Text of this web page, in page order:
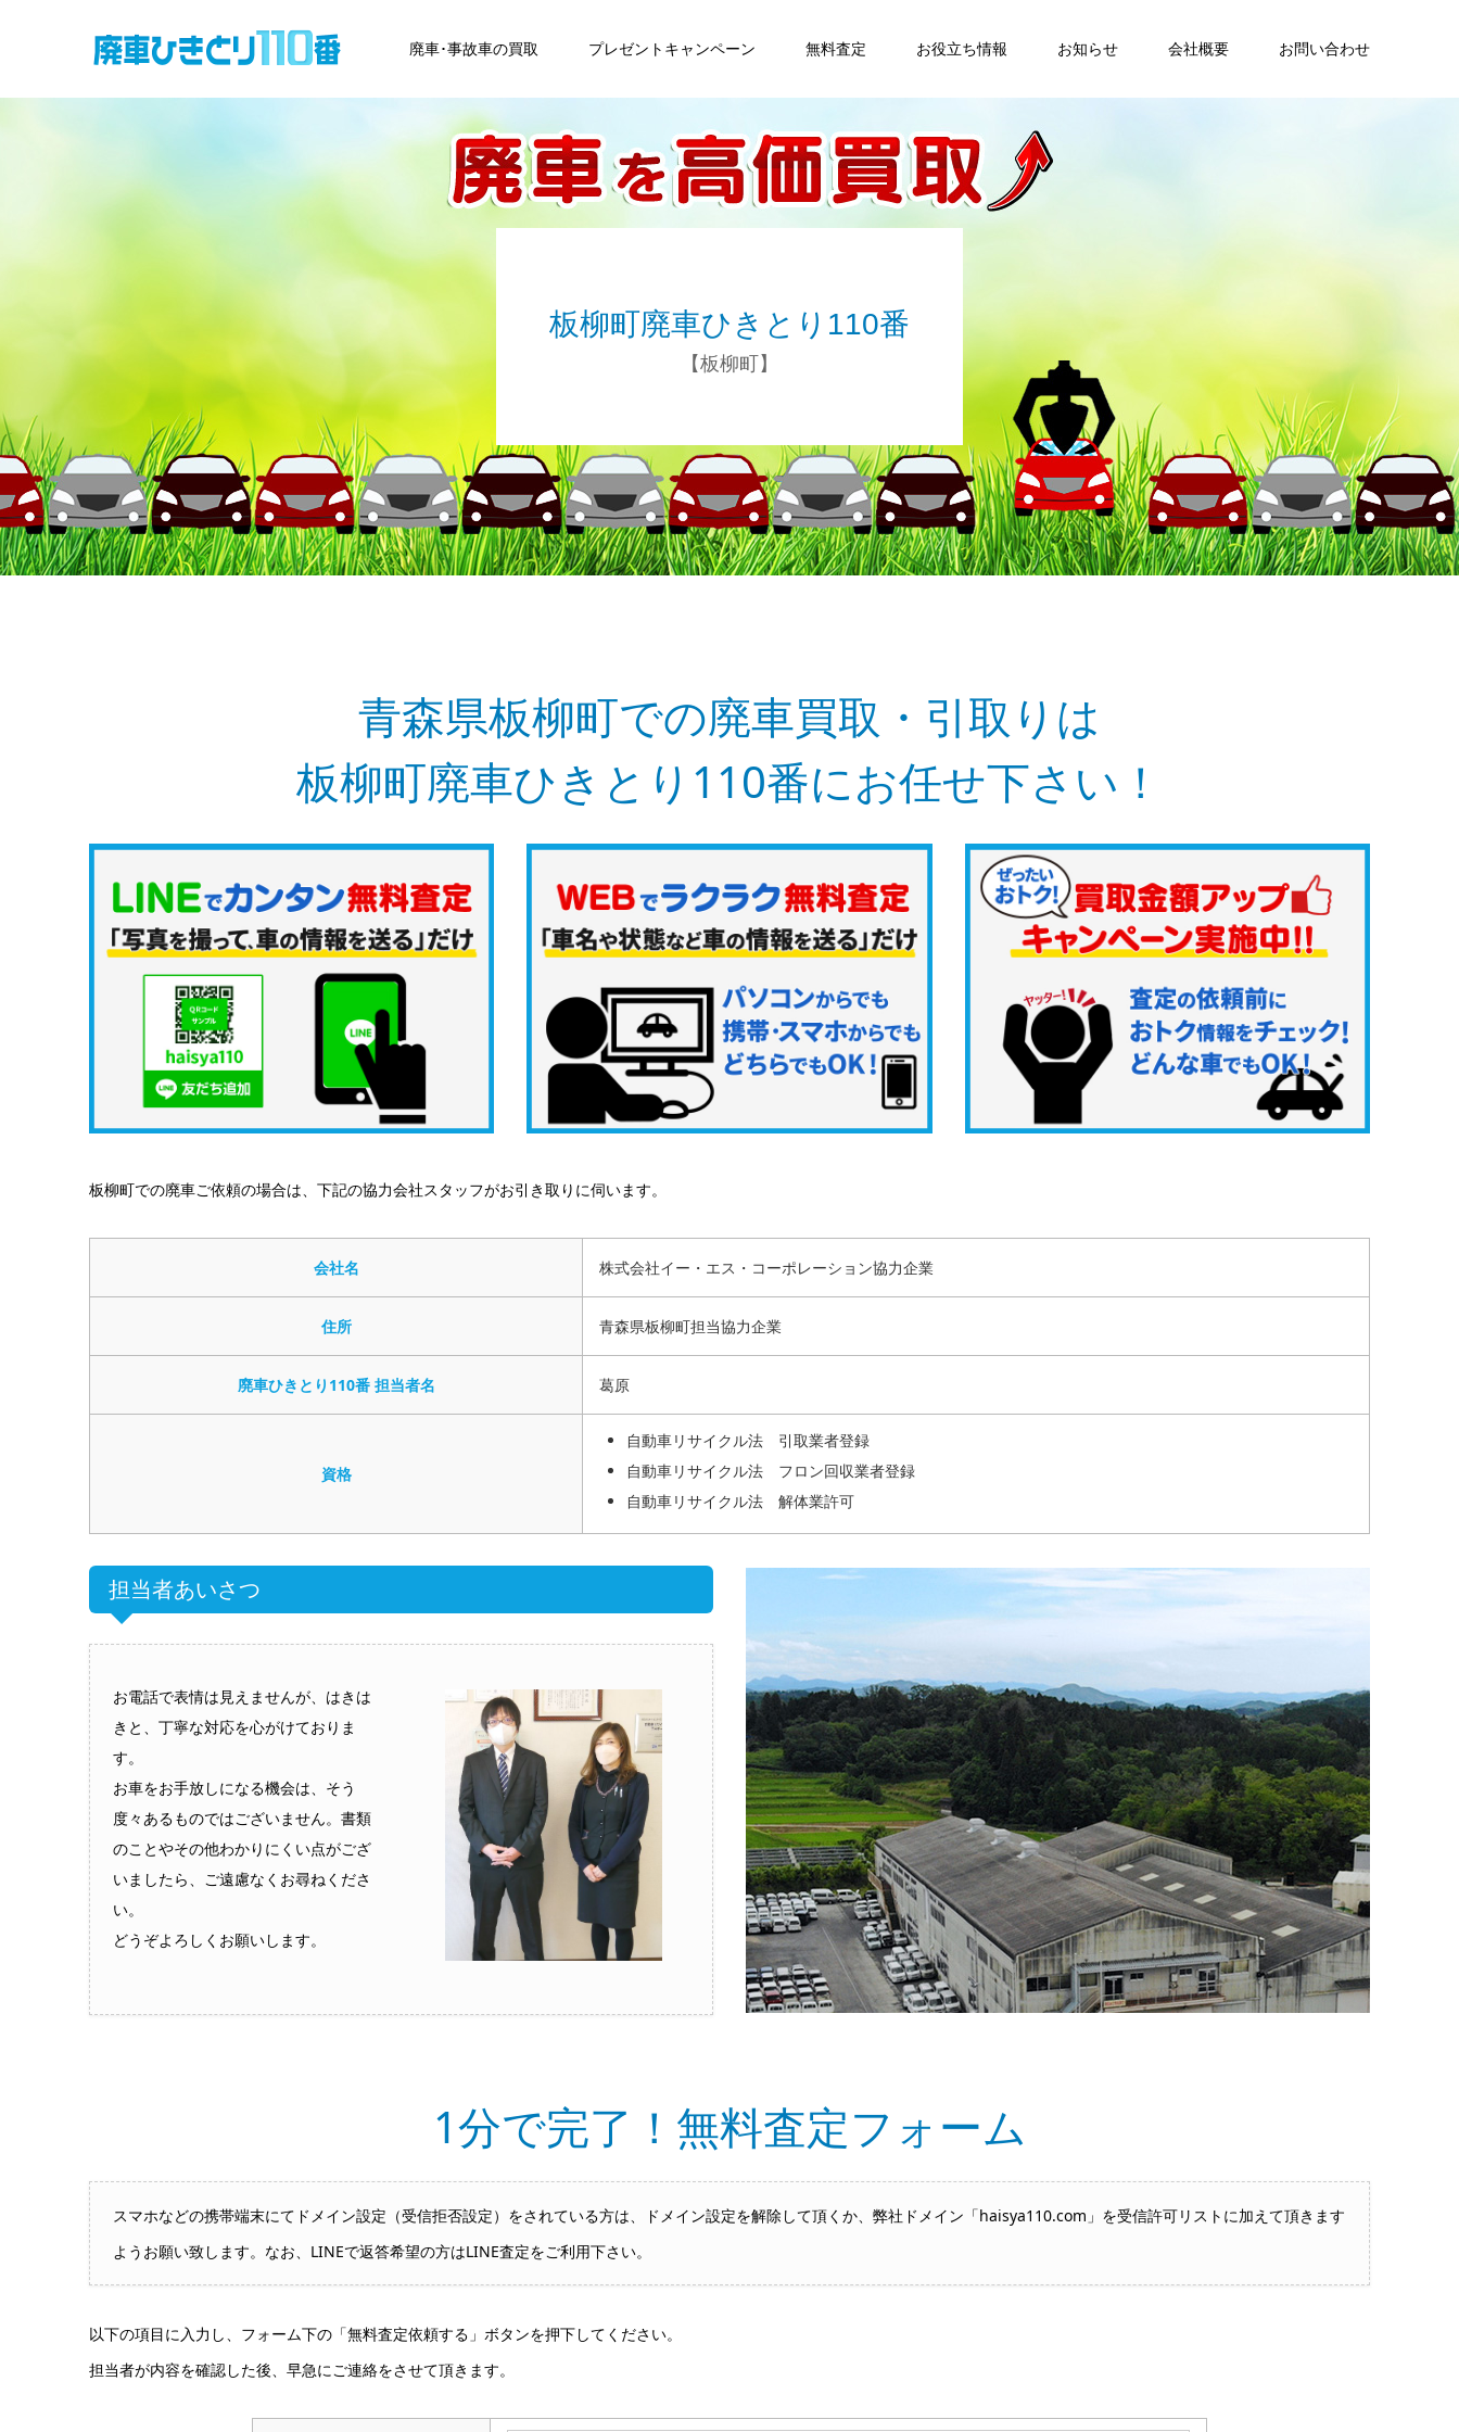
廃車･事故車の買取 プレゼントキャンペーン 無料査定 お役立ち情報 お知らせ 会社概要 お問い合わせ
板柳町廃車ひきとり110番
【板柳町】
青森県板柳町での廃車買取・引取りは
板柳町廃車ひきとり110番にお任せ下さい！
板柳町での廃車ご依頼の場合は、下記の協力会社スタッフがお引き取りに伺います。
会社名 株式会社イー・エス・コーポレーション協力企業
住所 青森県板柳町担当協力企業
廃車ひきとり110番 担当者名 葛原
資格
自動車リサイクル法 引取業者登録
自動車リサイクル法 フロン回収業者登録
自動車リサイクル法 解体業許可
担当者あいさつ
お電話で表情は見えませんが、はきは
きと、丁寧な対応を心がけておりま
す。
お車をお手放しになる機会は、そう
度々あるものではございません。書類
のことやその他わかりにくい点がござ
いましたら、ご遠慮なくお尋ねくださ
い。
どうぞよろしくお願いします。
1分で完了！無料査定フォーム
スマホなどの携帯端末にてドメイン設定（受信拒否設定）をされている方は、ドメイン設定を解除して頂くか、弊社ドメイン「haisya110.com」を受信許可リストに加えて頂きます
ようお願い致します。なお、LINEで返答希望の方はLINE査定をご利用下さい。
以下の項目に入力し、フォーム下の「無料査定依頼する」ボタンを押下してください。
担当者が内容を確認した後、早急にご連絡をさせて頂きます。